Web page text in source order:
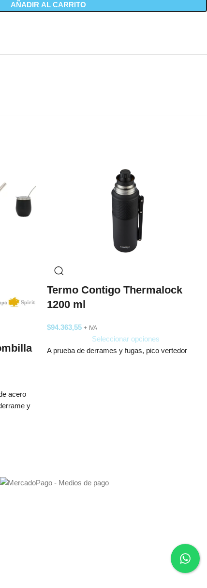
AÑADIR AL CARRITO
acero
y
Termo Contigo Thermalock
1200 ml
$94.363,55 + IVA
Seleccionar opciones
A prueba de derrames y fugas, pico vertedor